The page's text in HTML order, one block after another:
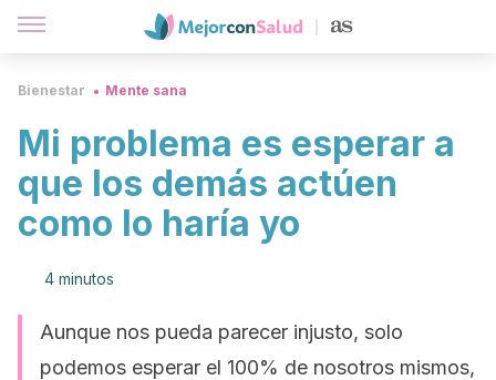
Bienestar Mente sana
Mi problema es esperar a
que los demás actúen
como lo haría yo
4 minutos
Aunque nos pueda parecer injusto, solo
podemos esperar el 100% de nosotros mismos,